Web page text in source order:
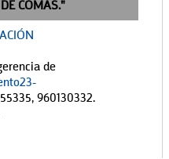
COMAS."
de
960130332.